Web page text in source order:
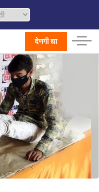
देणगी द्या